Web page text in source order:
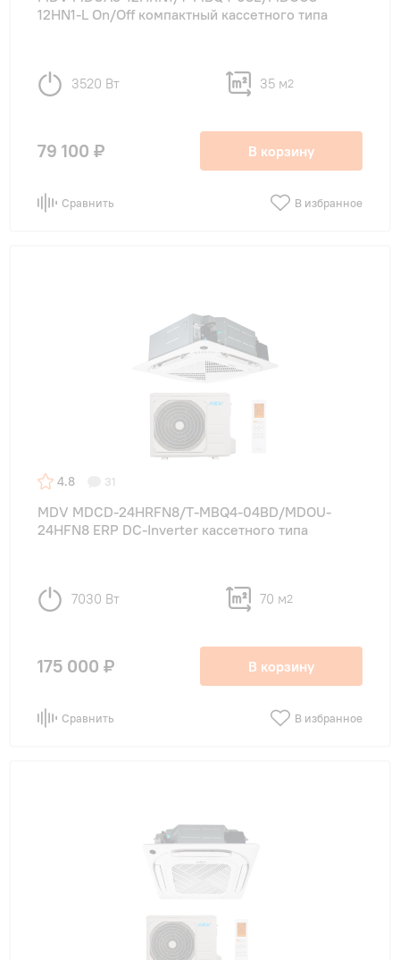
12HN1-L On/Off компактный кассетного типа
3520 Вт 35 м2
79 100 ₽ В корзину
Сравнить В избранное
4.8 31
MDV MDCD-24HRFN8/T-MBQ4-04BD/MDOU-
24HFN8 ERP DC-Inverter кассетного типа
7030 Вт 70 м2
175 000 ₽ В корзину
Сравнить В избранное